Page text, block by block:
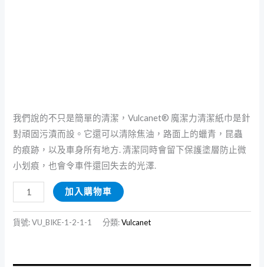
我們說的不只是簡單的清潔，Vulcanet® 魔潔力清潔紙巾是針
對頑固污漬而設。它還可以清除焦油，路面上的蠟青，昆蟲
的痕跡，以及車身所有地方. 清潔同時會留下保護塗層防止微
小划痕，也會令車件還回失去的光澤.
加入購物車
貨號:VU_BIKE-1-2-1-1 分類:Vulcanet